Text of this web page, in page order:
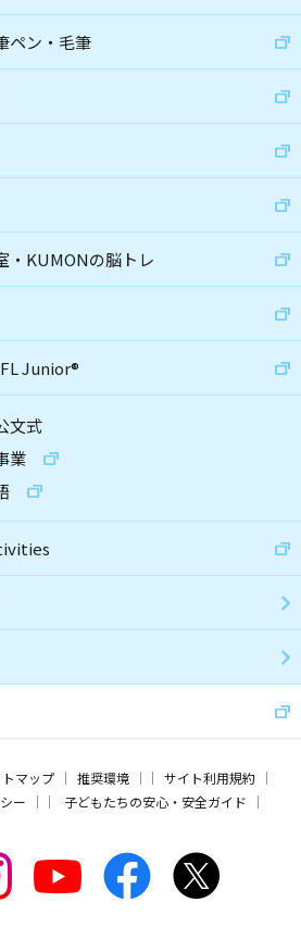
ペン・毛筆
・KUMONの脳トレ
Junior®
文式
業
マップ 推奨環境
サイト利用規約
ー
子どもたちの安心・安全ガイド